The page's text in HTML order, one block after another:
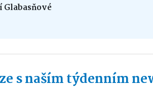
Glabasňové
s naším týdenním